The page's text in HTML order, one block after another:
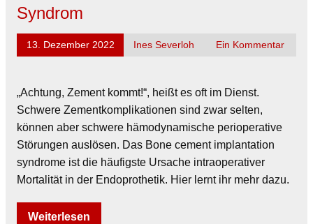
Syndrom
13. Dezember 2022 Ines Severloh Ein Kommentar
„Achtung, Zement kommt!“, heißt es oft im Dienst.
Schwere Zementkomplikationen sind zwar selten,
können aber schwere hämodynamische perioperative
Störungen auslösen. Das Bone cement implantation
syndrome ist die häufigste Ursache intraoperativer
Mortalität in der Endoprothetik. Hier lernt ihr mehr dazu.
Weiterlesen